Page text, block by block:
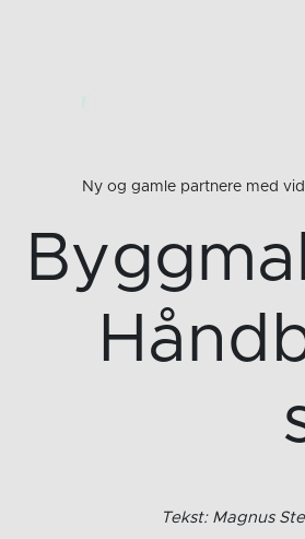
Ny og gamle partnere med
Tekst: Magnus